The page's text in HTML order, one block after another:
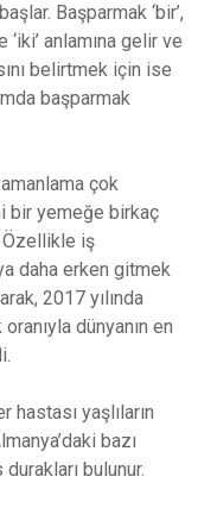
Başparmak ‘bir’,
anlamına gelir ve
belirtmek için ise
başparmak
çok
bir yemeğe birkaç
Özellikle iş
daha erken gitmek
2017 yılında
dünyanın en
hastası yaşlıların
bazı
bulunur.